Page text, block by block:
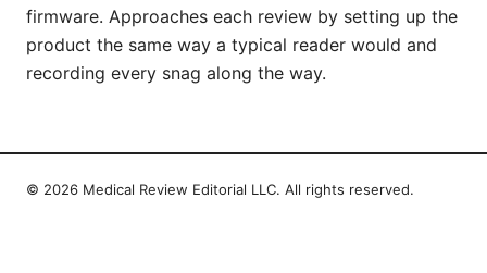
firmware. Approaches each review by setting up the
product the same way a typical reader would and
recording every snag along the way.
© 2026 Medical Review Editorial LLC. All rights reserved.